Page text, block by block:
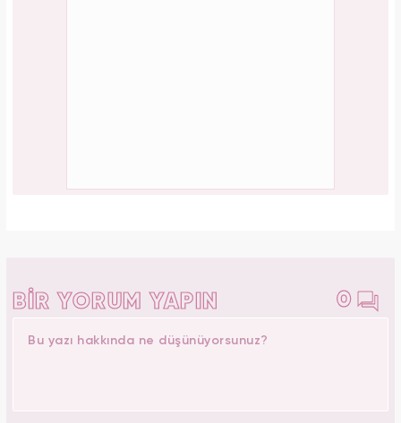
BİR YORUM YAPIN 0